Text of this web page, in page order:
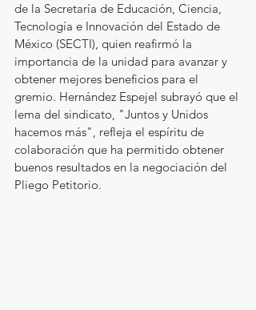
de la Secretaría de Educación, Ciencia,
Tecnología e Innovación del Estado de
México (SECTI), quien reafirmó la
importancia de la unidad para avanzar y
obtener mejores beneficios para el
gremio. Hernández Espejel subrayó que el
lema del sindicato, "Juntos y Unidos
hacemos más", refleja el espíritu de
colaboración que ha permitido obtener
buenos resultados en la negociación del
Pliego Petitorio.